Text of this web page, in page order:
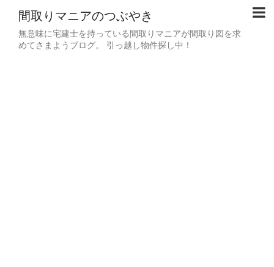
間取りマニアのつぶやき
無意味に宅建士を持っている間取りマニアが間取り図を求
めてさまようブログ。 引っ越し物件探し中！